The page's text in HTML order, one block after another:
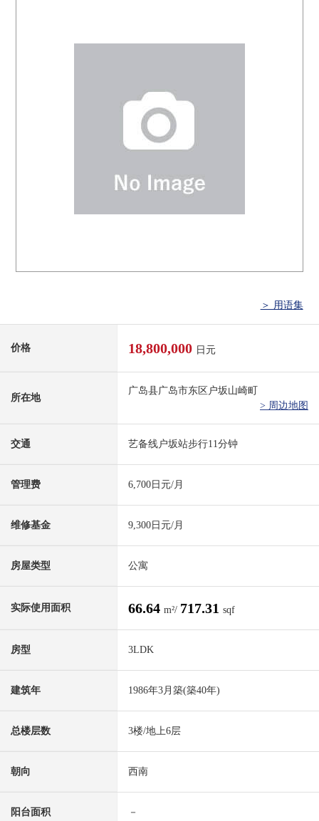
＞ 用语集
价格 18,800,000 日元
所在地
广岛县广岛市东区户坂山崎町
> 周边地图
交通 艺备线户坂站步行11分钟
管理费 6,700日元/月
维修基金 9,300日元/月
房屋类型 公寓
实际使用面积 66.64 m²/ 717.31 sqf
房型 3LDK
建筑年 1986年3月築(築40年)
总楼层数 3楼/地上6层
朝向 西南
阳台面积 －